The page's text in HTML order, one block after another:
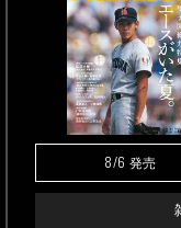
8/6 発売